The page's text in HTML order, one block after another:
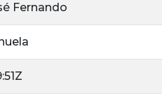
Fernando